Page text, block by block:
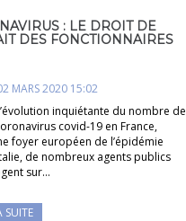
: LE DROIT DE
DES FONCTIONNAIRES
MARS 2020 15:02
inquiétante du nombre de
covid-19 en France,
foyer européen de l’épidémie
de nombreux agents publics
sur…
SUITE